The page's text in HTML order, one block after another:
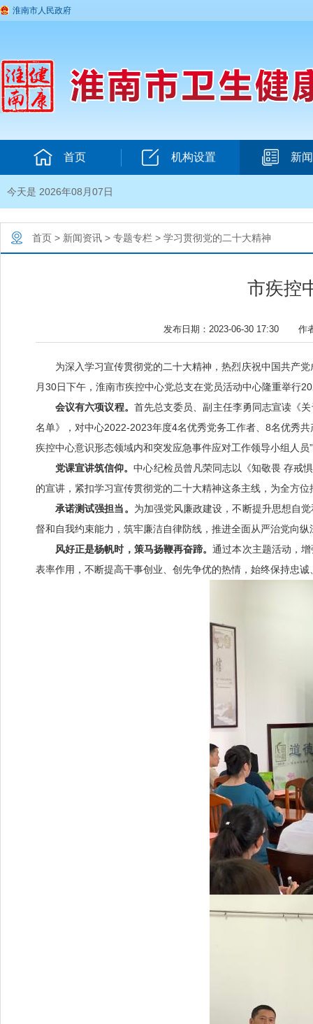
淮南市人民政府
首页 机构设置 新
今天是 2026年08月07日
首页 > 新闻资讯 > 专题专栏 > 学习贯彻党的二十大精神
市疾控
发布日期：2023-06-30 17:30 作
为深入学习宣传贯彻党的二十大精神，热烈庆祝中国共产
月30日下午，淮南市疾控中心党总支在党员活动中心隆重举行
会议有六项议程。 首先总支委员、副主任李勇同志宣读《
名单》，对中心2022-2023年度4名优秀党务工作者、8名优秀
疾控中心意识形态领域内和突发应急事件应对工作领导小组人员
党课宣讲筑信仰。中心纪检员曾凡荣同志以《知敬畏 存戒
的宣讲，紧扣学习宣传贯彻党的二十大精神这条主线，为全方
承诺测试强担当。 为加强党风廉政建设，不断提升思想自
督和自我约束能力，筑牢廉洁自律防线，推进全面从严治党向纵
风好正是杨帆时，策马扬鞭再奋蹄。通过本次主题活动，
表率作用，不断提高干事创业、创先争优的热情，始终保持忠